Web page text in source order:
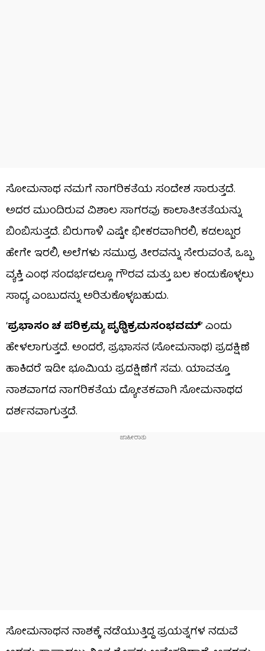
ಸೋಮನಾಥ ನಮಗೆ ನಾಗರಿಕತೆಯ ಸಂದೇಶ ಸಾರುತ್ತದೆ.
ಅದರ ಮುಂದಿರುವ ವಿಶಾಲ ಸಾಗರವು ಕಾಲಾತೀತತೆಯನ್ನು
ಬಿಂಬಿಸುತ್ತದೆ. ಬಿರುಗಾಳಿ ಎಷ್ಟೇ ಭೀಕರವಾಗಿರಲಿ, ಕಡಲಬ್ಬರ
ಹೇಗೇ ಇರಲಿ, ಅಲೆಗಳು ಸಮುದ್ರ ತೀರವನ್ನು ಸೇರುವಂತೆ, ಒಬ್ಬ
ವ್ಯಕ್ತಿ ಎಂಥ ಸಂದರ್ಭದಲ್ಲೂ ಗೌರವ ಮತ್ತು ಬಲ ಕಂಡುಕೊಳ್ಳಲು
ಸಾಧ್ಯ ಎಂಬುದನ್ನು ಅರಿತುಕೊಳ್ಳಬಹುದು.
‘ಪ್ರಭಾಸಂ ಚ ಪರಿಕ್ರಮ್ಯ ಪೃಥ್ವಿಕ್ರಮಸಂಭವಮ್’ ಎಂದು
ಹೇಳಲಾಗುತ್ತದೆ. ಅಂದರೆ, ಪ್ರಭಾಸನ (ಸೋಮನಾಥ) ಪ್ರದಕ್ಷಿಣೆ
ಹಾಕಿದರೆ ಇಡೀ ಭೂಮಿಯ ಪ್ರದಕ್ಷಿಣೆಗೆ ಸಮ. ಯಾವತ್ತೂ
ನಾಶವಾಗದ ನಾಗರಿಕತೆಯ ದ್ಯೋತಕವಾಗಿ ಸೋಮನಾಥದ
ದರ್ಶನವಾಗುತ್ತದೆ.
ಸೋಮನಾಥನ ನಾಶಕ್ಕೆ ನಡೆಯುತ್ತಿದ್ದ ಪ್ರಯತ್ನಗಳ ನಡುವೆ